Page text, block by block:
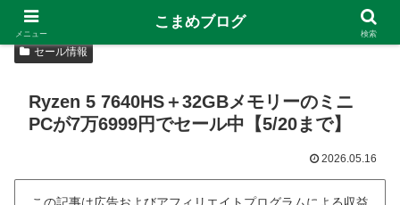
セール情報
Ryzen 5 7640HS＋32GBメモリーのミニ
PCが7万6999円でセール中【5/20まで】
2026.05.16
メニュー
こまめブログ
検索